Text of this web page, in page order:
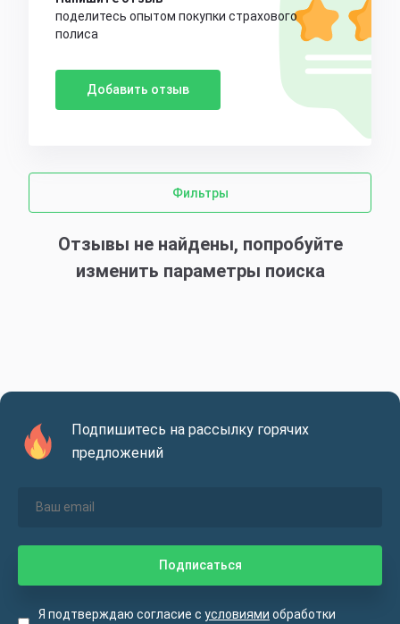
Отзывы не найдены, попробуйте
изменить параметры поиска
поделитесь опытом покупки страхового
полиса
Добавить отзыв
Фильтры
Подпишитесь на рассылку горячих
предложений
Я подтверждаю согласие с условиями обработки